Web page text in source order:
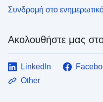
Συνδρομή στο
Ακολουθήστε μας
LinkedIn
Other